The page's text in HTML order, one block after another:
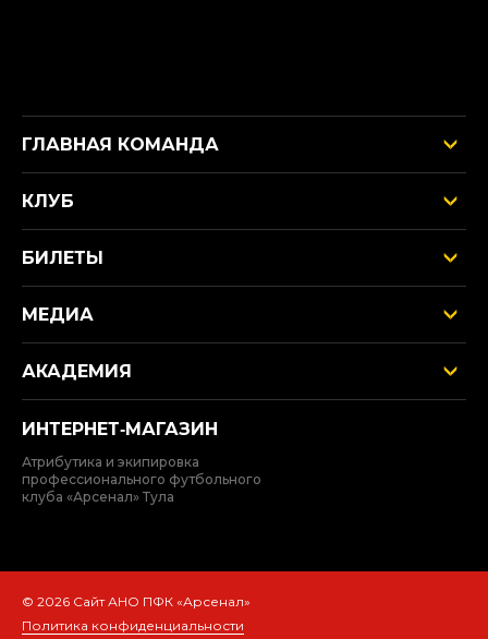
ГЛАВНАЯ КОМАНДА
КЛУБ
БИЛЕТЫ
МЕДИА
АКАДЕМИЯ
ИНТЕРНЕТ‑МАГАЗИН
Атрибутика и экипировка
профессионального футбольного
клуба «Арсенал» Тула
© 2026 Сайт АНО ПФК «Арсенал»
Политика конфиденциальности